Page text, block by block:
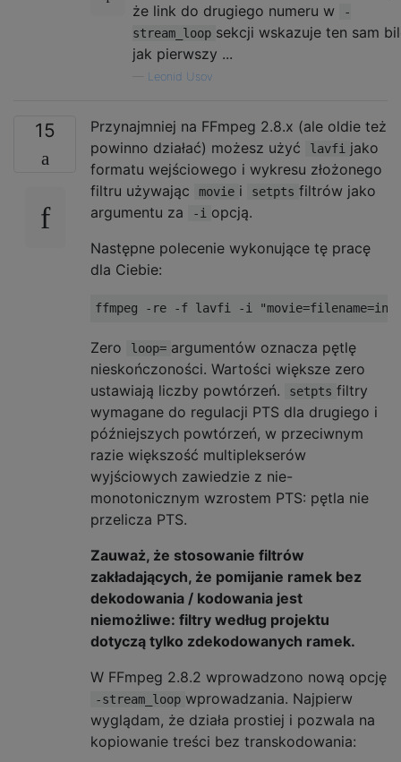
że link do drugiego numeru w
-
stream_loop sekcji wskazuje ten sam
jak pierwszy ...
Leonid Usov
15
Przynajmniej na FFmpeg 2.8.x (ale oldie też
powinno działać) możesz użyć
lavfi jako
formatu wejściowego i wykresu złożonego
filtru używając
movie i setpts filtrów jako
argumentu za
-i opcją.
Następne polecenie wykonujące tę pracę
dla Ciebie:
Zero loop= argumentów oznacza pętlę
nieskończoności. Wartości większe zero
ustawiają liczby powtórzeń.
setpts filtry
wymagane do regulacji PTS dla drugiego i
późniejszych powtórzeń, w przeciwnym
razie większość multiplekserów
wyjściowych zawiedzie z nie-
monotonicznym wzrostem PTS: pętla nie
przelicza PTS.
Zauważ, że stosowanie filtrów
zakładających, że pomijanie ramek bez
dekodowania / kodowania jest
niemożliwe: filtry według projektu
dotyczą tylko zdekodowanych ramek.
W FFmpeg 2.8.2 wprowadzono nową opcję
-stream_loop wprowadzania. Najpierw
wyglądam, że działa prostiej i pozwala na
kopiowanie treści bez transkodowania: